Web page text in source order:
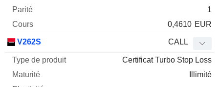
1
0,4610 EUR
V262S CALL
Certificat Turbo Stop Loss
Illimité